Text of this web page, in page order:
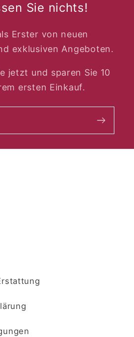
Sie nichts!
Erster von neuen
exklusiven Angeboten.
jetzt und sparen Sie 10
ersten Einkauf.